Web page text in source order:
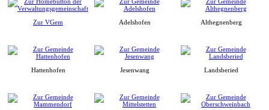
Zur VGem Adelshofen Althegnenberg
Hattenhofen Jesenwang Landsberied